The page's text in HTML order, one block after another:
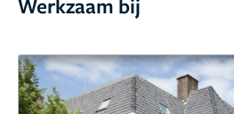
Werkzaam bij